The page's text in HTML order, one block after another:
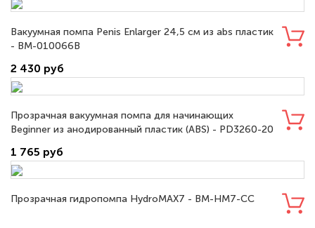
Вакуумная помпа Penis Enlarger 24,5 см из abs пластик
- BM-010066B
2 430 руб
Прозрачная вакуумная помпа для начинающих
Beginner из анодированный пластик (ABS) - PD3260-20
1 765 руб
Прозрачная гидропомпа HydroMAX7 - BM-HM7-CC